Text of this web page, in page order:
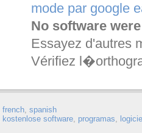
mode par google
No software
Essayez d'autres
Vérifiez
french, spanish
kostenlose software, programas,